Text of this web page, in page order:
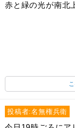
赤と緑の光が南北
投稿者:名無権兵衛